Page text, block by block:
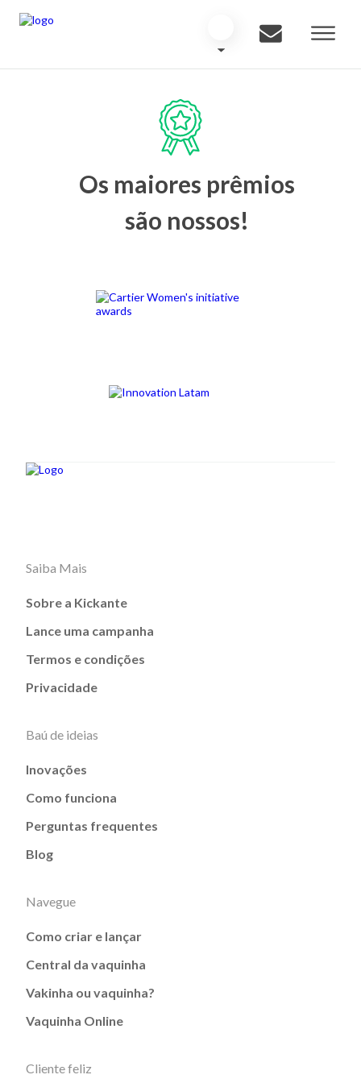
Os maiores prêmios
são nossos!
Saiba Mais
Sobre a Kickante
Lance uma campanha
Termos e condições
Privacidade
Baú de ideias
Inovações
Como funciona
Perguntas frequentes
Blog
Navegue
Como criar e lançar
Central da vaquinha
Vakinha ou vaquinha?
Vaquinha Online
Cliente feliz